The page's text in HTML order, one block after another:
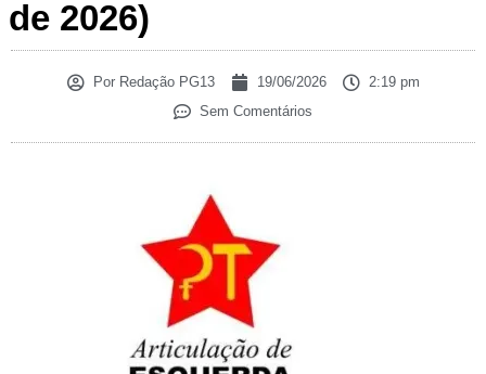
de 2026)
PorRedação PG13 19/06/2026
2:19 pm
Sem Comentários